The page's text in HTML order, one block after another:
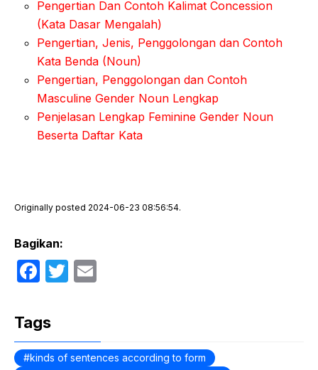
Pengertian Dan Contoh Kalimat Concession
(Kata Dasar Mengalah)
Pengertian, Jenis, Penggolongan dan Contoh
Kata Benda (Noun)
Pengertian, Penggolongan dan Contoh
Masculine Gender Noun Lengkap
Penjelasan Lengkap Feminine Gender Noun
Beserta Daftar Kata
Originally posted 2024-06-23 08:56:54.
Bagikan:
F
c
e
b
T
er
Tags
kinds of sentences according to form